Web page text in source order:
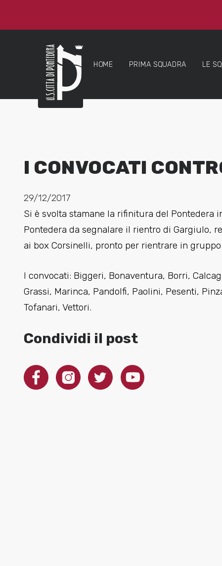
HOME PRIMA SQUADRA LE
I CONVOCATI
29/12/2017
Si è svolta stamane la rifinitura del Pontedera
Pontedera da segnalare il rientro di Gargiulo,
ai box Corsinelli, pronto per rientrare in
I convocati: Biggeri, Bonaventura, Borri,
Grassi, Marinca, Pandolfi, Paolini, Pesenti,
Tofanari, Vettori.
Condividi il post